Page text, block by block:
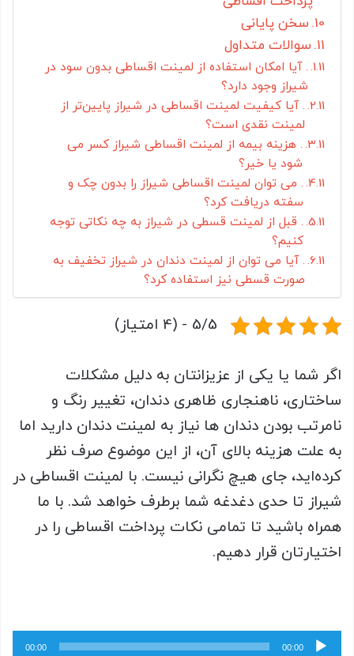
سخن پایانی
سوالات متداول
. آیا امکان استفاده از لمینت اقساطی بدون سود در
شیراز وجود دارد؟
. آیا کیفیت لمینت اقساطی در شیراز پایین‌تر از
لمینت نقدی است؟
. هزینه بیمه از لمینت اقساطی شیراز کسر می
شود یا خیر؟
. می توان لمینت اقساطی شیراز را بدون چک و
سفته دریافت کرد؟
. قبل از لمینت قسطی در شیراز به چه نکاتی توجه
کنیم؟
. آیا می توان از لمینت دندان در شیراز تخفیف به
صورت قسطی نیز استفاده کرد؟
5/5 - (4 امتیاز)
اگر شما یا یکی از عزیزانتان به دلیل مشکلات
ساختاری، ناهنجاری ظاهری دندان، تغییر رنگ و
نامرتب بودن دندان ها نیاز به لمینت دندان دارید اما
به علت هزینه بالای آن، از این موضوع صرف نظر
کرده‌اید، جای هیچ نگرانی نیست. با لمینت اقساطی در
شیراز تا حدی دغدغه شما برطرف خواهد شد. با ما
همراه باشید تا تمامی نکات پرداخت اقساطی را در
اختیارتان قرار دهیم.
پخش‌کننده
00:00
00:00